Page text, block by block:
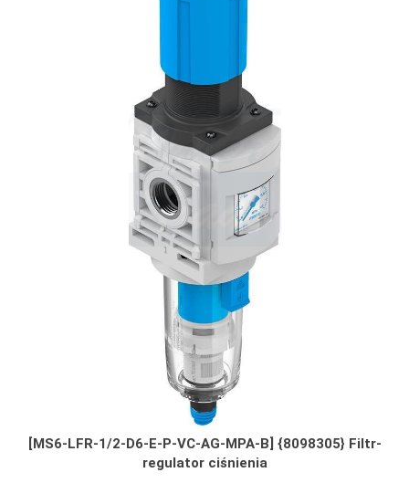
[MS6-LFR-1/2-D6-E-P-VC-AG-MPA-B] {8098305} Filtr-
regulator ciśnienia